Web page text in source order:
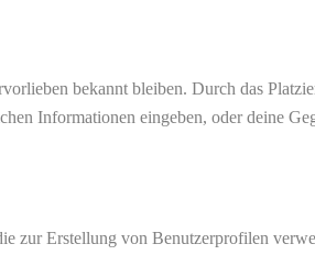
bekannt bleiben. Durch das
Informationen eingeben, oder deine
Erstellung von Benutzerprofilen